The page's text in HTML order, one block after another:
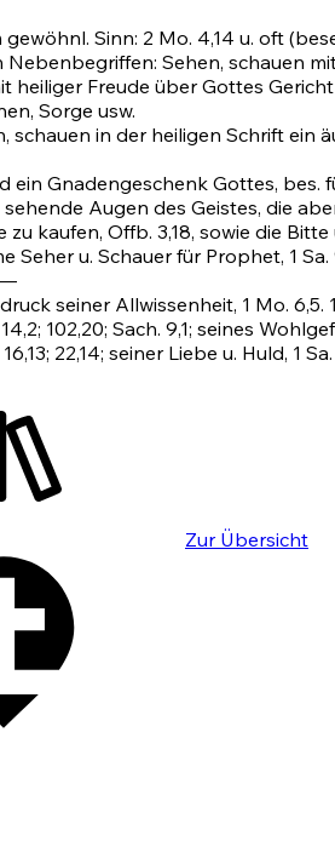
gewöhnl. Sinn: 2 Mo. 4,14 u. oft
Sehen, schauen
heiliger Freude über Gottes
Sorge usw.
schauen in der heiligen Schrift
ein Gnadengeschenk Gottes, bes.
Augen des Geistes, die
zu kaufen, Offb. 3,18, sowie die
Seher u. Schauer für Prophet, 1 Sa.
seiner Allwissenheit, 1 Mo. 6,5.
; 102,20; Sach. 9,1; seines
; 22,14; seiner Liebe u. Huld, 1 Sa.
Zur Übersicht